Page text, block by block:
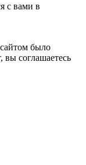
с вами в
было
вы соглашаетесь